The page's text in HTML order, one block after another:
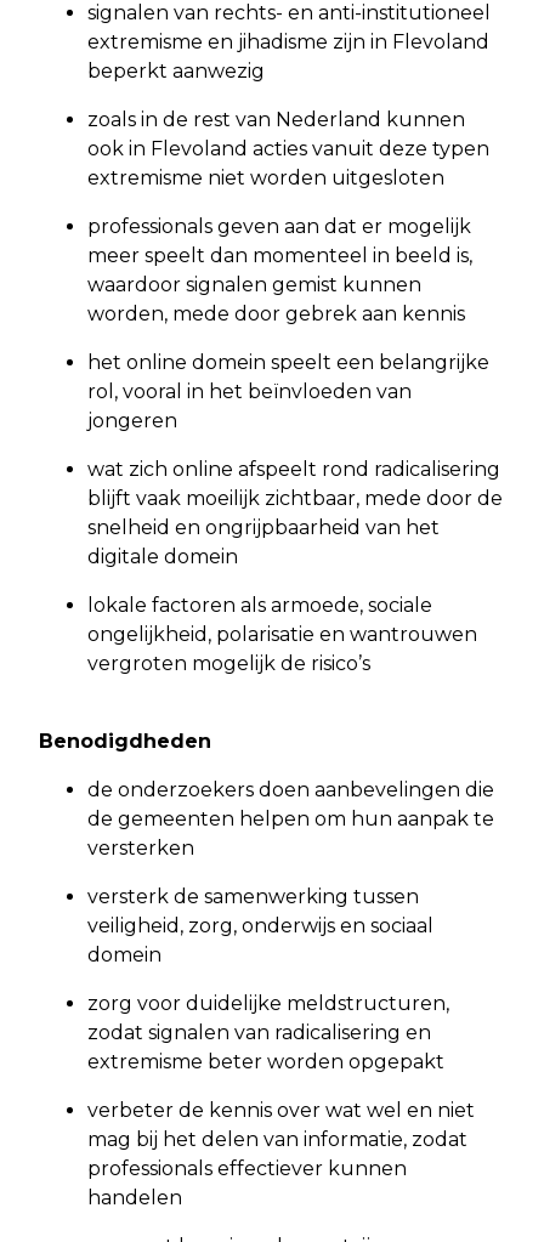
signalen van rechts- en anti-institutioneel
extremisme en jihadisme zijn in Flevoland
beperkt aanwezig
zoals in de rest van Nederland kunnen
ook in Flevoland acties vanuit deze typen
extremisme niet worden uitgesloten
professionals geven aan dat er mogelijk
meer speelt dan momenteel in beeld is,
waardoor signalen gemist kunnen
worden, mede door gebrek aan kennis
het online domein speelt een belangrijke
rol, vooral in het beïnvloeden van
jongeren
wat zich online afspeelt rond radicalisering
blijft vaak moeilijk zichtbaar, mede door de
snelheid en ongrijpbaarheid van het
digitale domein
lokale factoren als armoede, sociale
ongelijkheid, polarisatie en wantrouwen
vergroten mogelijk de risico’s
Benodigdheden
de onderzoekers doen aanbevelingen die
de gemeenten helpen om hun aanpak te
versterken
versterk de samenwerking tussen
veiligheid, zorg, onderwijs en sociaal
domein
zorg voor duidelijke meldstructuren,
zodat signalen van radicalisering en
extremisme beter worden opgepakt
verbeter de kennis over wat wel en niet
mag bij het delen van informatie, zodat
professionals effectiever kunnen
handelen